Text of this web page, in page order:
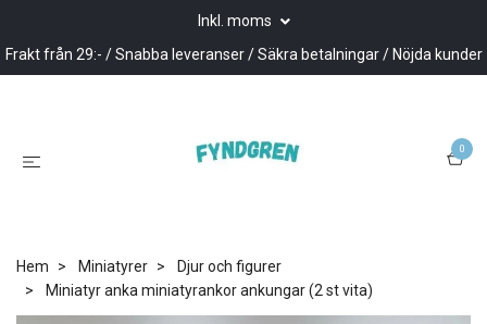
Inkl. moms
Frakt från 29:- / Snabba leveranser / Säkra betalningar / Nöjda kunder
0
Hem Miniatyrer
Djur och figurer
Miniatyr anka miniatyrankor ankungar (2 st vita)